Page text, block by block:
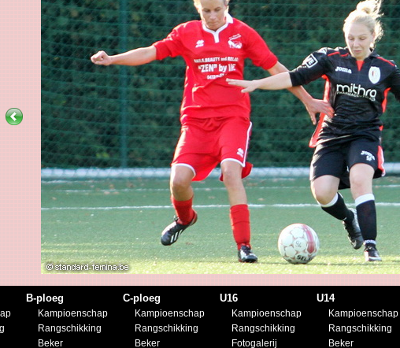
B-ploeg
Kampioenschap
Rangschikking
Beker
C-ploeg
Kampioenschap
Rangschikking
Beker
U16
Kampioenschap
Rangschikking
Fotogalerij
U14
Kampioenschap
Rangschikking
Beker